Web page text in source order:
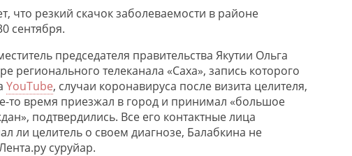
что резкий скачок заболеваемости в районе
сентября.
председателя правительства Якутии Ольга
регионального телеканала «Саха», запись которого
YouTube, случаи коронавируса после визита целителя,
то время приезжал в город и принимал «большое
подтвердились. Все его контактные лица
ли целитель о своем диагнозе, Балабкина не
суруйар.